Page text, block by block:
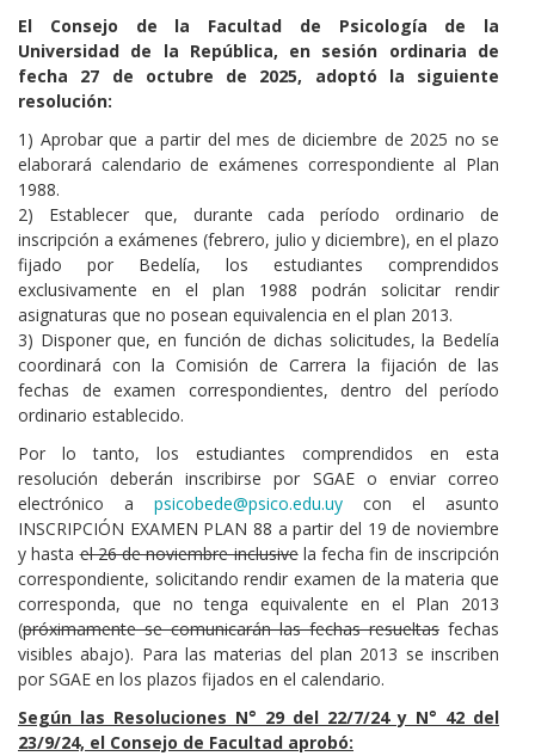
El Consejo de la Facultad de Psicología de la
Universidad de la República, en sesión ordinaria de
fecha 27 de octubre de 2025, adoptó la siguiente
resolución:
1) Aprobar que a partir del mes de diciembre de 2025 no se
elaborará calendario de exámenes correspondiente al Plan
1988.
2) Establecer que, durante cada período ordinario de
inscripción a exámenes (febrero, julio y diciembre), en el plazo
fijado por Bedelía, los estudiantes comprendidos
exclusivamente en el plan 1988 podrán solicitar rendir
asignaturas que no posean equivalencia en el plan 2013.
3) Disponer que, en función de dichas solicitudes, la Bedelía
coordinará con la Comisión de Carrera la fijación de las
fechas de examen correspondientes, dentro del período
ordinario establecido.
Por lo tanto, los estudiantes comprendidos en esta
resolución deberán inscribirse por SGAE o enviar correo
electrónico a psicobede@psico.edu.uy con el asunto
INSCRIPCIÓN EXAMEN PLAN 88 a partir del 19 de noviembre
y hastael 26 de noviembre inclusivela fecha fin de inscripción
correspondiente, solicitando rendir examen de la materia que
corresponda, que no tenga equivalente en el Plan 2013
(próximamente se comunicarán las fechas resueltas fechas
visibles abajo). Para las materias del plan 2013 se inscriben
por SGAE en los plazos fijados en el calendario.
Según las Resoluciones N° 29 del 22/7/24 y N° 42 del
23/9/24, el Consejo de Facultad aprobó: